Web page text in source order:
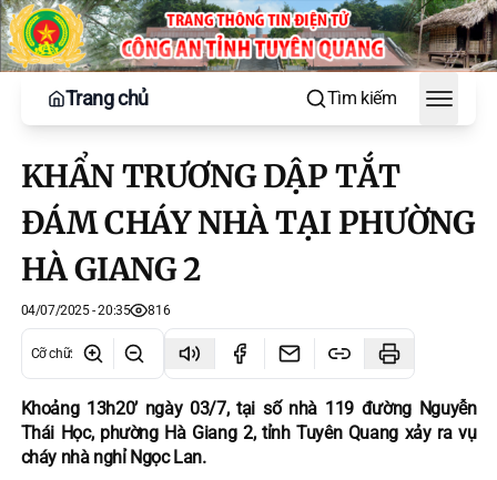
Trang chủ Tìm kiếm
Toggle
KHẨN TRƯƠNG DẬP TẮT
ĐÁM CHÁY NHÀ TẠI PHƯỜNG
HÀ GIANG 2
04/07/2025 - 20:35 816
Cỡ chữ:
Khoảng 13h20’ ngày 03/7, tại số nhà 119 đường Nguyễn
Thái Học, phường Hà Giang 2, tỉnh Tuyên Quang xảy ra vụ
cháy nhà nghỉ Ngọc Lan.